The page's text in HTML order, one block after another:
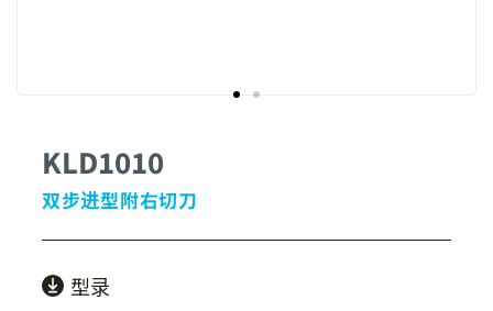
KLD1010
双步进型附右切刀
型录